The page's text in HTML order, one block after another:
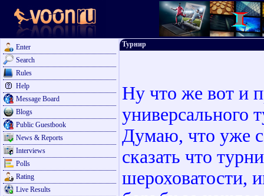
Enter
Search
Rules
Help
Message Board
Blogs
Public Guestbook
News & Reports
Interviews
Polls
Rating
Live Results
Турнир
Ну что же вот и
Думаю, что уже
сказать что
шероховатости,